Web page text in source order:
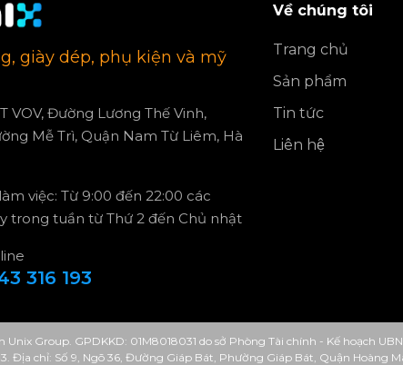
giày dép, phụ kiện và mỹ
VOV, Đường Lương Thế Vinh,
Mễ Trì, Quận Nam Từ Liêm, Hà
việc: Từ 9:00 đến 22:00 các
trong tuần từ Thứ 2 đến Chủ nhật
316 193
Về chúng tôi
Trang chủ
Sản phẩm
Tin tức
Liên hệ
Unix Group. GPDKKD: 01M8018031 do sở Phòng Tài chính - Kế hoạch
Địa chỉ: Số 9, Ngõ 36, Đường Giáp Bát, Phường Giáp Bát, Quận Hoàng